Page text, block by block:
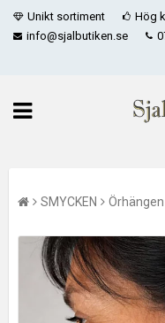
Unikt sortiment Hög
info@sjalbutiken.se
SMYCKEN Örhängen